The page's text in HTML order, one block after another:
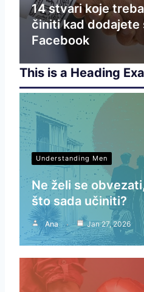
14 stvari koje
činiti kad dodajete
Facebook
This is a Heading
Understanding Men
Ne želi se
što sada učiniti?
Ana Jan 27, 2026